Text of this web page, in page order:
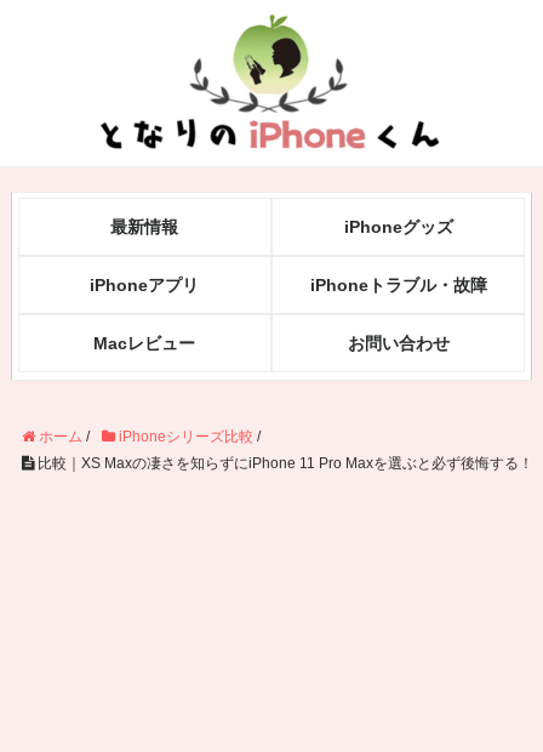
最新情報 iPhoneグッズ
iPhoneアプリ iPhoneトラブル・故障
Macレビュー お問い合わせ
ホーム / iPhoneシリーズ比較 /
比較｜XS Maxの凄さを知らずにiPhone 11 Pro Maxを選ぶと必ず後悔する！